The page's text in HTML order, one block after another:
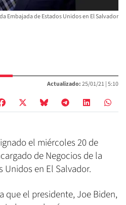
Embajada de Estados Unidos en El Salvador
Actualizado:25/01/21 |5:10
el miércoles 20 de
de Negocios de la
Unidos en El Salvador.
que el presidente, Joe Biden,